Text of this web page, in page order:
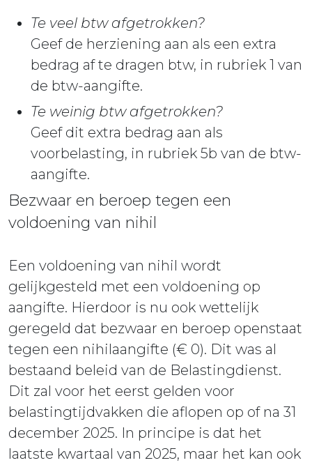
Te veel btw afgetrokken?
Geef de herziening aan als een extra
bedrag af te dragen btw, in rubriek 1 van
de btw-aangifte.
Te weinig btw afgetrokken?
Geef dit extra bedrag aan als
voorbelasting, in rubriek 5b van de btw-
aangifte.
Bezwaar en beroep tegen een
voldoening van nihil
Een voldoening van nihil wordt
gelijkgesteld met een voldoening op
aangifte. Hierdoor is nu ook wettelijk
geregeld dat bezwaar en beroep openstaat
tegen een nihilaangifte (€ 0). Dit was al
bestaand beleid van de Belastingdienst.
Dit zal voor het eerst gelden voor
belastingtijdvakken die aflopen op of na 31
december 2025. In principe is dat het
laatste kwartaal van 2025, maar het kan ook